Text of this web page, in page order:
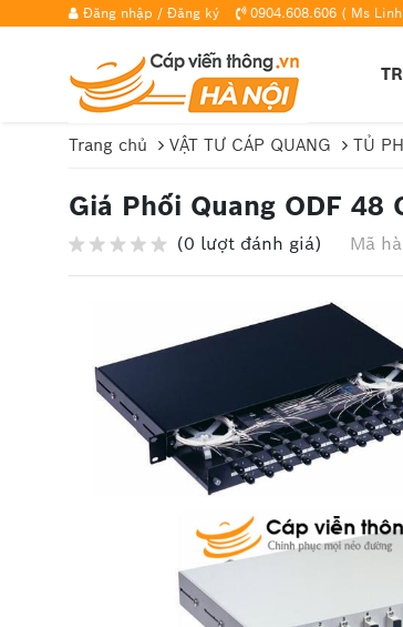
Đăng nhập / Đăng ký 0904.608.606 ( Ms
Trang chủ VẬT TƯ CÁP QUANG TỦ
Giá Phối Quang ODF 48
(0 lượt đánh giá) Mã